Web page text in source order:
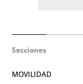
Secciones
MOVILIDAD